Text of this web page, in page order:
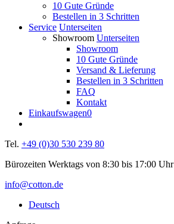
10 Gute Gründe
Bestellen in 3 Schritten
Service Unterseiten
Showroom Unterseiten
Showroom
10 Gute Gründe
Versand & Lieferung
Bestellen in 3 Schritten
FAQ
Kontakt
Einkaufswagen0
Tel. +49 (0)30 530 239 80
Bürozeiten Werktags von 8:30 bis 17:00 Uhr
info@cotton.de
Deutsch